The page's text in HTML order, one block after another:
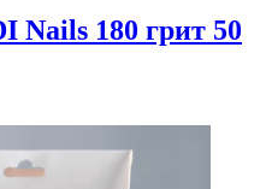
180 грит 50